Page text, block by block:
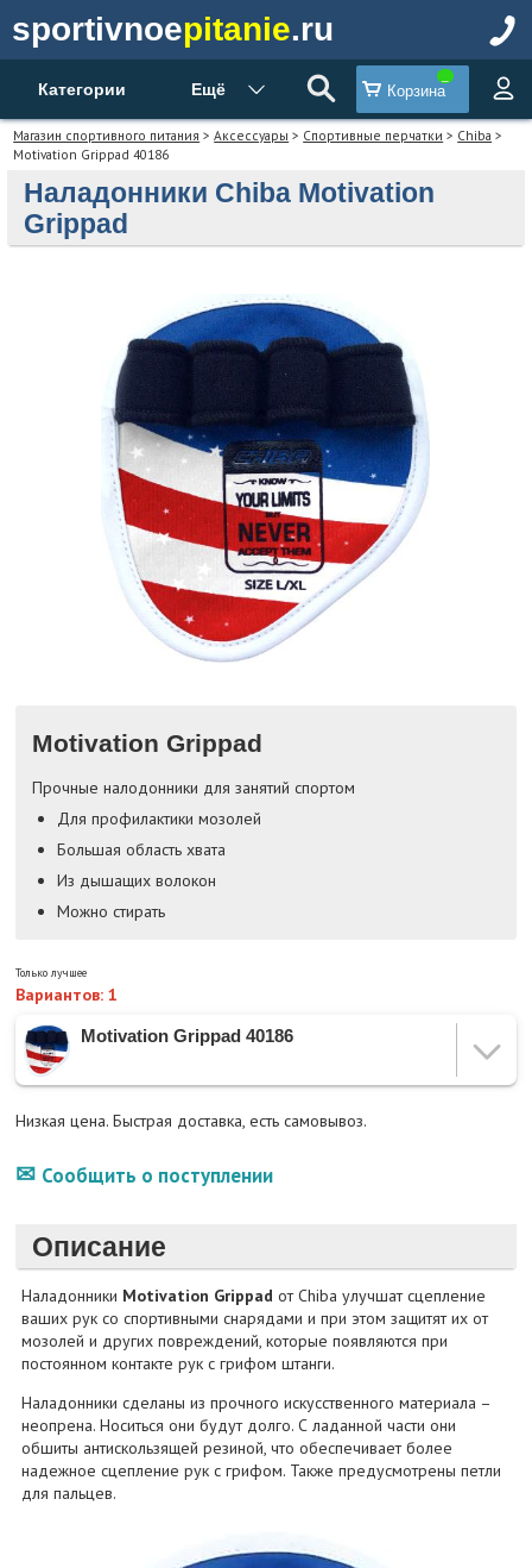
sportivnoepitanie.ru
Категории Ещё Корзина
Магазин спортивного питания >Аксессуары > Спортивные перчатки > Chiba >
Motivation Grippad 40186
Наладонники Chiba Motivation
Grippad
Motivation Grippad
Прочные налодонники для занятий спортом
Для профилактики мозолей
Большая область хвата
Из дышащих волокон
Можно стирать
Только лучшее
Вариантов: 1
Motivation Grippad 40186
Низкая цена. Быстрая доставка, есть самовывоз.
Сообщить о поступлении
Описание
Наладонники Motivation Grippad от Chiba улучшат сцепление
ваших рук со спортивными снарядами и при этом защитят их от
мозолей и других повреждений, которые появляются при
постоянном контакте рук с грифом штанги.
Наладонники сделаны из прочного искусственного материала –
неопрена. Носиться они будут долго. С ладанной части они
обшиты антискользящей резиной, что обеспечивает более
надежное сцепление рук с грифом. Также предусмотрены петли
для пальцев.